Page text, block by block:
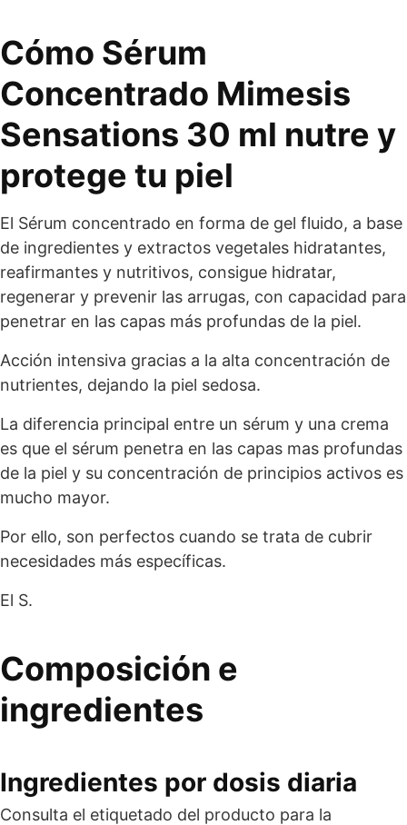
Cómo Sérum
Concentrado Mimesis
Sensations 30 ml nutre y
protege tu piel
El Sérum concentrado en forma de gel fluido, a base
de ingredientes y extractos vegetales hidratantes,
reafirmantes y nutritivos, consigue hidratar,
regenerar y prevenir las arrugas, con capacidad para
penetrar en las capas más profundas de la piel.
Acción intensiva gracias a la alta concentración de
nutrientes, dejando la piel sedosa.
La diferencia principal entre un sérum y una crema
es que el sérum penetra en las capas mas profundas
de la piel y su concentración de principios activos es
mucho mayor.
Por ello, son perfectos cuando se trata de cubrir
necesidades más específicas.
El S.
Composición e
ingredientes
Ingredientes por dosis diaria
Consulta el etiquetado del producto para la